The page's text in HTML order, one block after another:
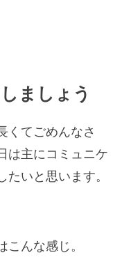
ましょう
くてごめんなさ
は主にコミュニケ
いと思います。
んな感じ。